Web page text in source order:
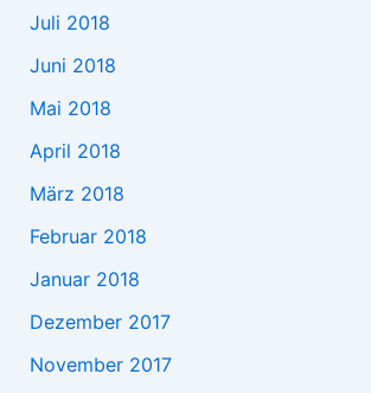
Juli 2018
Juni 2018
Mai 2018
April 2018
März 2018
Februar 2018
Januar 2018
Dezember 2017
November 2017